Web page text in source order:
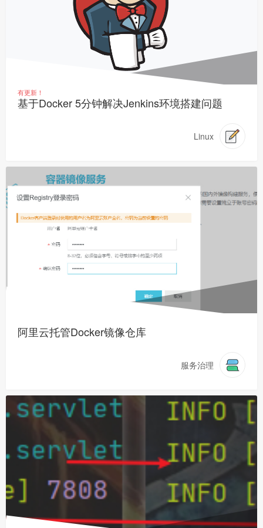
有更新！
基于Docker 5分钟解决Jenkins环境搭建问题
Linux
阿里云托管Docker镜像仓库
服务治理